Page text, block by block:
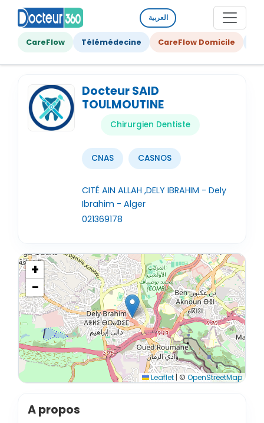
العربية
CareFlow Télémédecine CareFlow Domicile
Docteur SAID
TOULMOUTINE
Chirurgien Dentiste
CNAS CASNOS
CITÉ AIN ALLAH ,DELY IBRAHIM - Dely
Ibrahim - Alger
021369178
+
−
Leaflet | © OpenStreetMap
A propos